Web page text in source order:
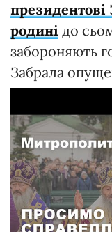
президентові
родині до
забороняють
Забрала